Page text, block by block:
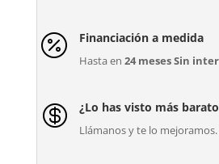
 Financiación a medida
Hasta en 24 meses Sin
 ¿Lo has visto más
Llámanos y te lo mejoramos.